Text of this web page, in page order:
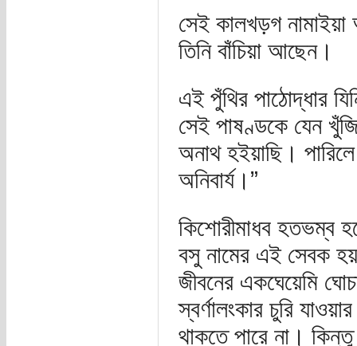
সেই কালখড়গ
তিনি বাঁচিয়া আছেন।
এই পুঁথির পাঠোদ্ধার
সেই পাষণ্ডকে যেন
অনাথ হইয়াছি।
অনিবার্য।”
কিশোরীমাধব হতভম্ব
বসু নামের এই সেবক
জীবনের একঘেয়েমি
স্বর্ণালংকার চুরি
থাকতে পারে না।